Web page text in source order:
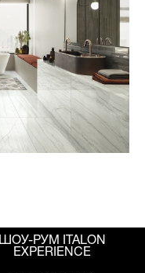
ШОУ-РУМ ITALON
EXPERIENCE